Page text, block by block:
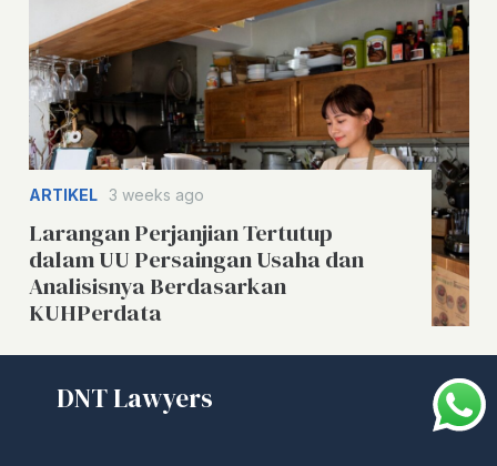
ARTIKEL 3 weeks ago
Larangan Perjanjian Tertutup
dalam UU Persaingan Usaha dan
Analisisnya Berdasarkan
KUHPerdata
DNT Lawyers